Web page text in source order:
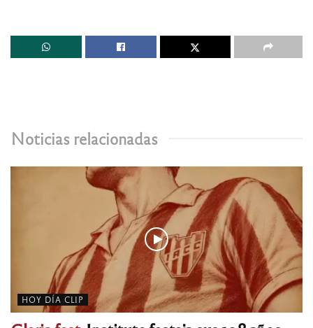
Noticias relacionadas
HOY DÍA CLIP